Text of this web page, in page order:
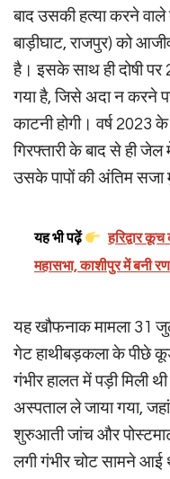
बाद उसकी हत्या करने वाले
बाड़ीघाट, राजपुर) को
है। इसके साथ ही दोषी पर
गया है, जिसे अदा न करने
काटनी होगी। वर्ष 2023
गिरफ्तारी के बाद से ही
उसके पापों की अंतिम सजा
यह भी पढ़ें
हरिद्वार
महासभा, काशीपुर में बनी
यह खौफनाक मामला 31
गेट हाथीबड़कला के पीछे
गंभीर हालत में पड़ी मिली
अस्पताल ले जाया गया,
शुरुआती जांच और
लगी गंभीर चोट सामने आई